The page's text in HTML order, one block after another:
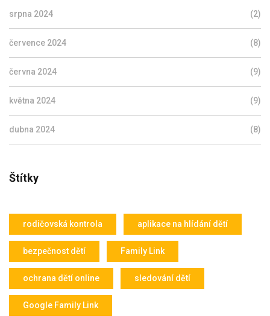
srpna 2024 (2)
července 2024 (8)
června 2024 (9)
května 2024 (9)
dubna 2024 (8)
Štítky
rodičovská kontrola aplikace na hlídání dětí
bezpečnost dětí Family Link
ochrana dětí online sledování dětí
Google Family Link